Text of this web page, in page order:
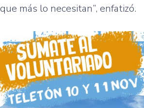
que más lo necesitan”, enfatizó.